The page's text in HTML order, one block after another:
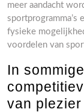
meer aandacht
sportprogramma’s
fysieke
voordelen van
In
van